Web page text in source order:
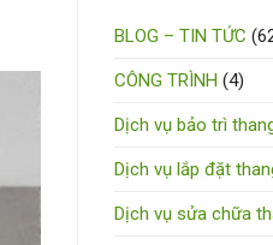
BLOG – TIN TỨC
CÔNG TRÌNH (4)
Dịch vụ bảo trì
Dịch vụ lắp đặt
Dịch vụ sửa chữa